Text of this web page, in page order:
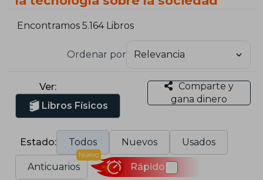
Encontramos 5.164 Libros
Ordenar por
Ver:
Libros Físicos
Comparte y
gana dinero
Estado: Todos Nuevos Usados
Anticuarios
Nuevo
Rápido